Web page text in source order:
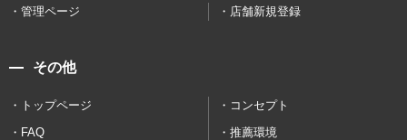
管理ページ 店舗新規登録
その他
トップページ
コンセプト
FAQ
推薦環境